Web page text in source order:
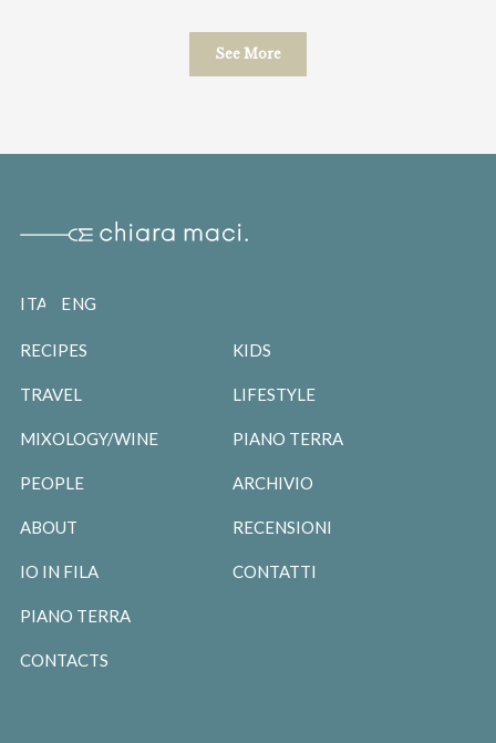
See More
ITALIANOENGLISH
RECIPES
TRAVEL
MIXOLOGY/WINE
PEOPLE
ABOUT
IO IN FILA
PIANO TERRA
CONTACTS
KIDS
LIFESTYLE
PIANO TERRA
ARCHIVIO
RECENSIONI
CONTATTI